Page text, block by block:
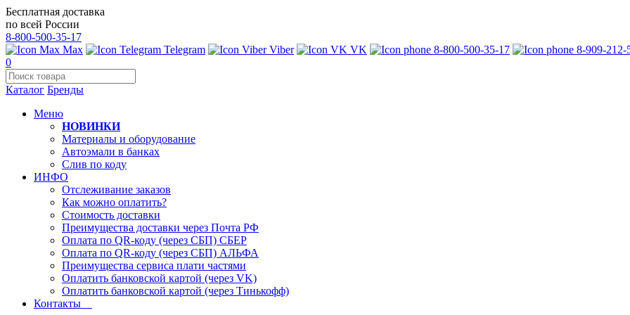
Бесплатная доставка
по всей России
8-800-500-35-17
Max
Telegram Viber VK 8-800-500-35-17
8-909-212-
0
Каталог Бренды
Меню
НОВИНКИ
Материалы и оборудование
Автоэмали в банках
Слив по коду
ИНФО
Отслеживание заказов
Как можно оплатить?
Стоимость доставки
Преимущества доставки через Почта РФ
Оплата по QR-коду (через СБП) СБЕР
Оплата по QR-коду (через СБП) АЛЬФА
Преимущества сервиса плати частями
Оплатить банковской картой (через VK)
Оплатить банковской картой (через Тинькофф)
Контакты